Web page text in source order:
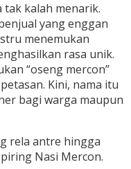
tak kalah menarik.
yang enggan
menemukan
rasa unik.
“oseng mercon”
Kini, nama itu
bagi warga maupun
rela antre hingga
Nasi Mercon.